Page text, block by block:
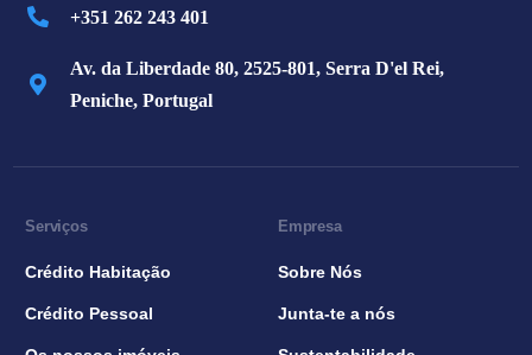
+351 262 243 401
Av. da Liberdade 80, 2525-801, Serra D'el Rei,
Peniche, Portugal
Serviços
Crédito Habitação
Crédito Pessoal
Empresa
Sobre Nós
Junta-te a nós